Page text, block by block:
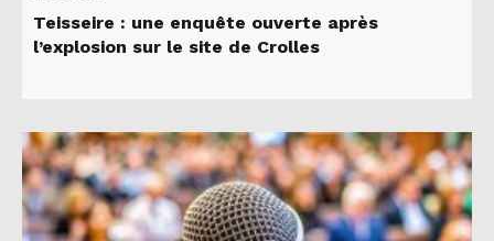
Teisseire : une enquête ouverte après
l’explosion sur le site de Crolles